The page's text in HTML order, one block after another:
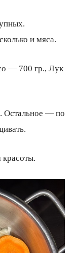
и мяса.
— 700 гр., Лук
Остальное — по
красоты.